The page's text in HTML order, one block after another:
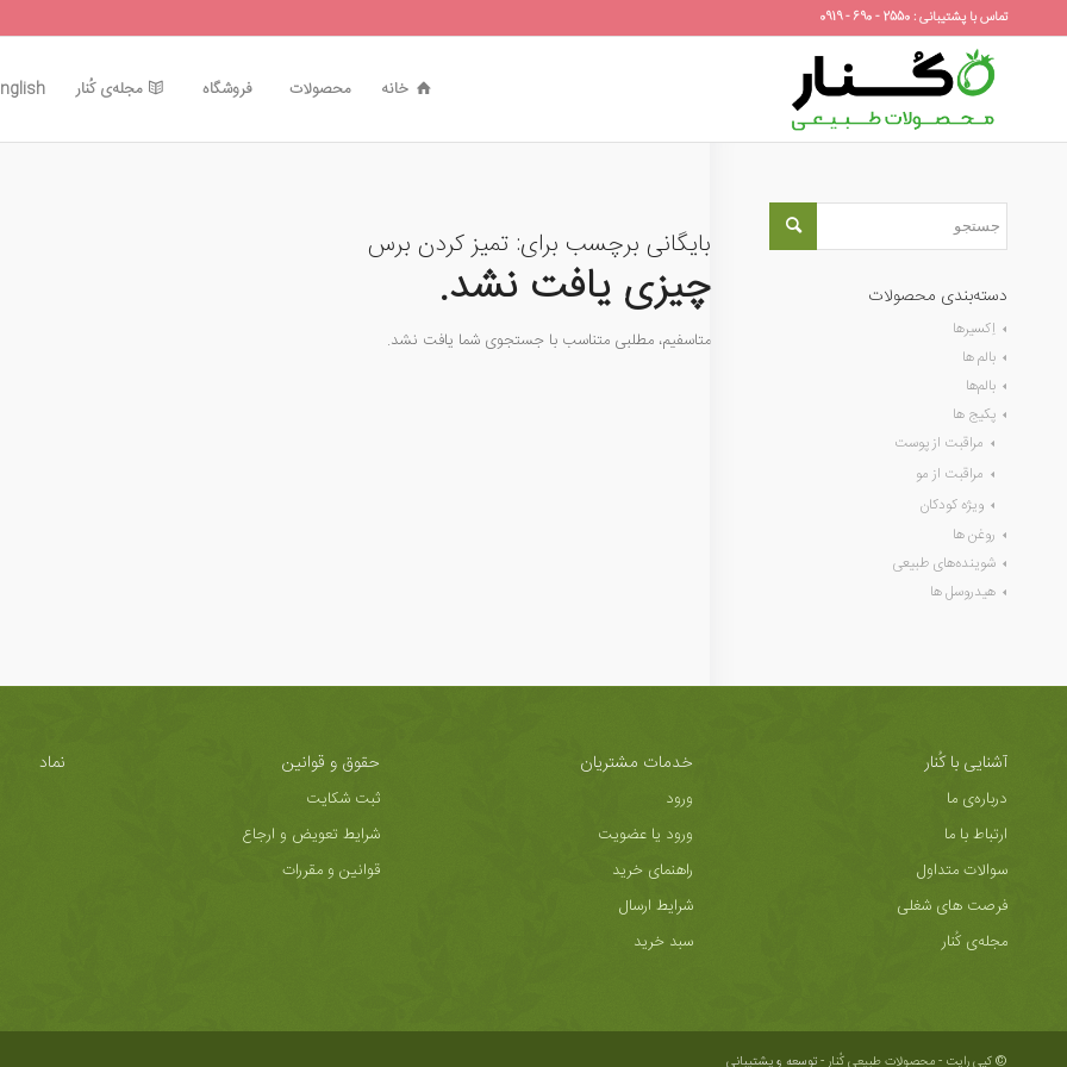
تماس با پشتیبانی : 2550 - 690 - 0919
خانه محصولات فروشگاه مجله‌ی کُنار
بایگانی برچسب برای: تمیز کردن برس
چیزی یافت نشد.
متاسفیم، مطلبی متناسب با جستجوی شما یافت نشد.
دسته‌بندی محصولات
اِکسیرها
بالم ها
بالم‌ها
پکیج ها
مراقبت از پوست
مراقبت از مو
ویژه کودکان
روغن ها
شوینده‌های طبیعی
هیدروسل ها
آشنایی با کُنار
درباره‌ی ما
ارتباط با ما
سوالات متداول
فرصت های شغلی
مجله‌ی کُنار
خدمات مشتریان
ورود
ورود یا عضویت
راهنمای خرید
شرایط ارسال
سبد خرید
حقوق و قوانین
ثبت شکایت
شرایط تعویض و ارجاع
قوانین و مقررات
نماد
© کپی رایت - محصولات طبیعی کُنار -توسعه و پشتیبانی